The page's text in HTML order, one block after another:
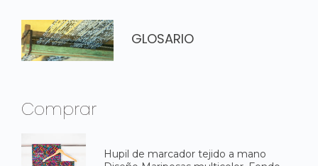
GLOSARIO
Comprar
Hupil de marcador tejido a mano